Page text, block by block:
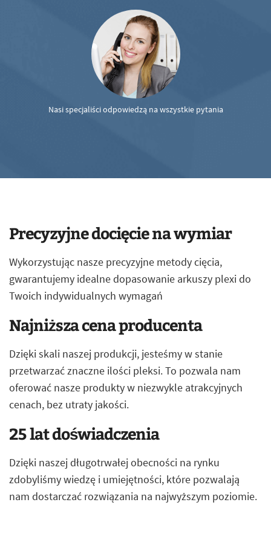
Nasi specjaliści odpowiedzą na wszystkie pytania
Precyzyjne docięcie na wymiar
Wykorzystując nasze precyzyjne metody cięcia,
gwarantujemy idealne dopasowanie arkuszy plexi do
Twoich indywidualnych wymagań
Najniższa cena producenta
Dzięki skali naszej produkcji, jesteśmy w stanie
przetwarzać znaczne ilości pleksi. To pozwala nam
oferować nasze produkty w niezwykle atrakcyjnych
cenach, bez utraty jakości.
25 lat doświadczenia
Dzięki naszej długotrwałej obecności na rynku
zdobyliśmy wiedzę i umiejętności, które pozwalają
nam dostarczać rozwiązania na najwyższym poziomie.